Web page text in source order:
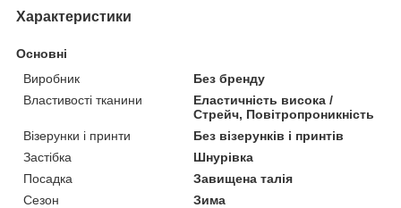
Характеристики
Основні
Виробник
Без бренду
Властивості тканини
Еластичність висока /
Стрейч, Повітропроникність
Візерунки і принти
Без візерунків і принтів
Застібка
Шнурівка
Посадка
Завищена талія
Сезон
Зима